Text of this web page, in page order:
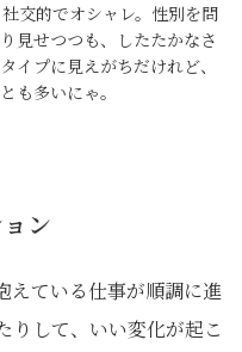
交的でオシャレ。性別を問
見せつつも、したたかなさ
イプに見えがちだけれど、
も多いにゃ。
ン
えている仕事が順調に進
りして、いい変化が起こ